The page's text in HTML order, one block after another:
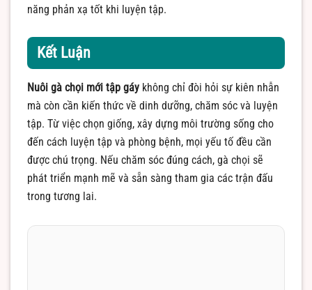
năng phản xạ tốt khi luyện tập.
Kết Luận
Nuôi gà chọi mới tập gáy không chỉ đòi hỏi sự kiên nhẫn
mà còn cần kiến thức về dinh dưỡng, chăm sóc và luyện
tập. Từ việc chọn giống, xây dựng môi trường sống cho
đến cách luyện tập và phòng bệnh, mọi yếu tố đều cần
được chú trọng. Nếu chăm sóc đúng cách, gà chọi sẽ
phát triển mạnh mẽ và sẵn sàng tham gia các trận đấu
trong tương lai.